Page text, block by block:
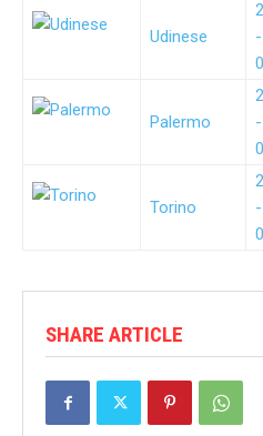
Udinese
-
Palermo
-
Torino
-
SHARE ARTICLE